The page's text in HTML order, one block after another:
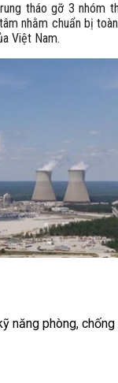
tháo gỡ 3 nhóm
nhằm chuẩn bị
Việt Nam.
năng phòng,